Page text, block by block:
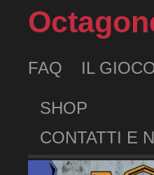
FAQ IL
SHOP
CONTATTI E